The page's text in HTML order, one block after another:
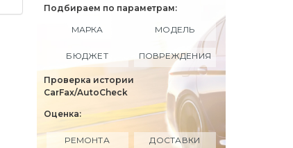
Подбираем по параметрам:
МАРКА МОДЕЛЬ
БЮДЖЕТ ПОВРЕЖДЕНИЯ
Проверка истории
CarFax/AutoCheck
Оценка:
РЕМОНТА ДОСТАВКИ